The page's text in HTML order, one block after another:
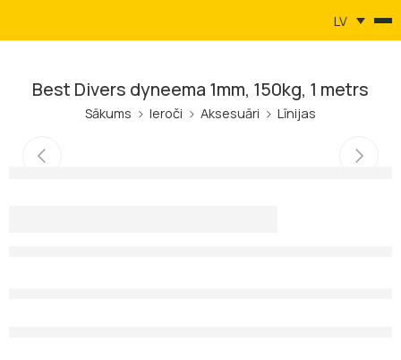
LV
Best Divers dyneema 1mm, 150kg, 1 metrs
Sākums Ieroči Aksesuāri Līnijas